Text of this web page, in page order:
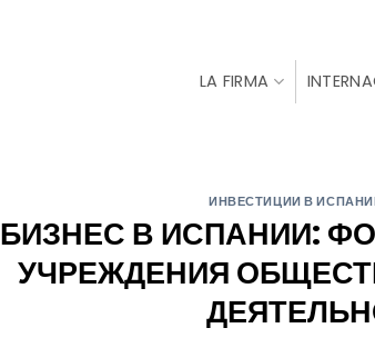
LA FIRMA
ИНВЕСТИЦИИ В
БИЗНЕС В ИСПАНИИ:
УЧРЕЖДЕНИЯ